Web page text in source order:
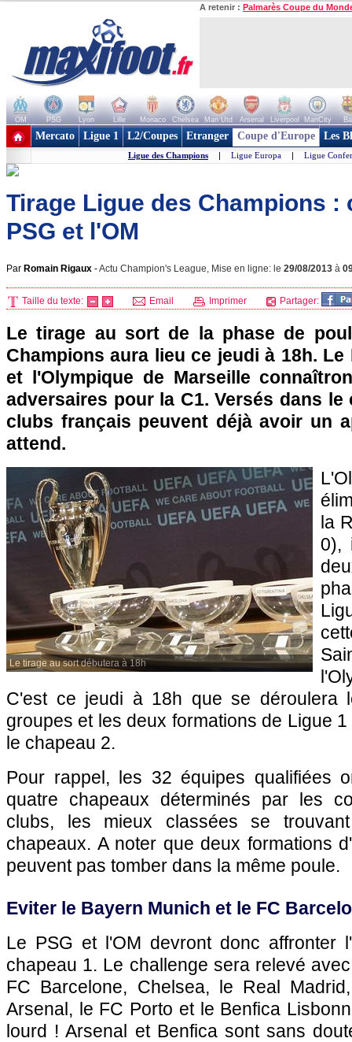
A retenir : Palmarès Coupe du
OM PSG Lyon Lille Monaco Chelsea Man Utd Arsenal Liverpool ManCity
+ de clubs
Mercato Ligue 1 L2/Coupes Etranger Coupe d'Europe Les
Ligue des Champions | Ligue Europa | Ligue
Tirage Ligue des Champions :
PSG et l'OM
Par Romain Rigaux -Actu Champion's League, Mise en ligne: le 29/08/2013 à
Taille du texte: Email Imprimer Partager:
Le tirage au sort de la phase de
Champions aura lieu ce jeudi à 18h. Le
et l'Olympique de Marseille
adversaires pour la C1. Versés dans le
clubs français peuvent déjà avoir un
attend.
Le tirage au sort débutera à 18h
la
0),
C'est ce jeudi à 18h que se déroulera
groupes et les deux formations de Ligue
le chapeau 2.
Pour rappel, les 32 équipes qualifiées
quatre chapeaux déterminés par les
clubs, les mieux classées se
chapeaux. A noter que deux formations
peuvent pas tomber dans la même poule.
Eviter le Bayern Munich et le FC
Le PSG et l'OM devront donc affronter
chapeau 1. Le challenge sera relevé
FC Barcelone, Chelsea, le Real
Arsenal, le FC Porto et le Benfica
lourd ! Arsenal et Benfica sont sans